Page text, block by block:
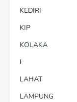
KEDIRI
KIP
KOLAKA
l
LAHAT
LAMPUNG